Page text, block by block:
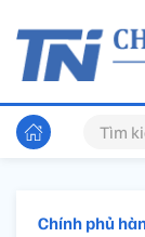
Chính phủ